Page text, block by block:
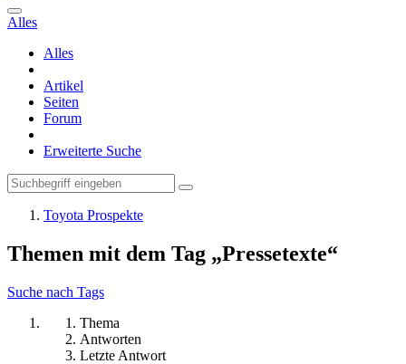
Alles
Alles
Artikel
Seiten
Forum
Erweiterte Suche
Toyota Prospekte
Themen mit dem Tag „Pressetexte“
Suche nach Tags
Thema
Antworten
Letzte Antwort